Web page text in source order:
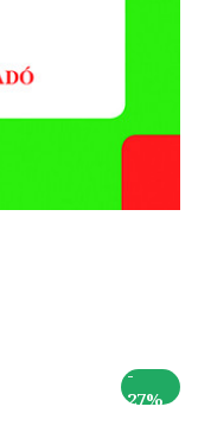
-
27%